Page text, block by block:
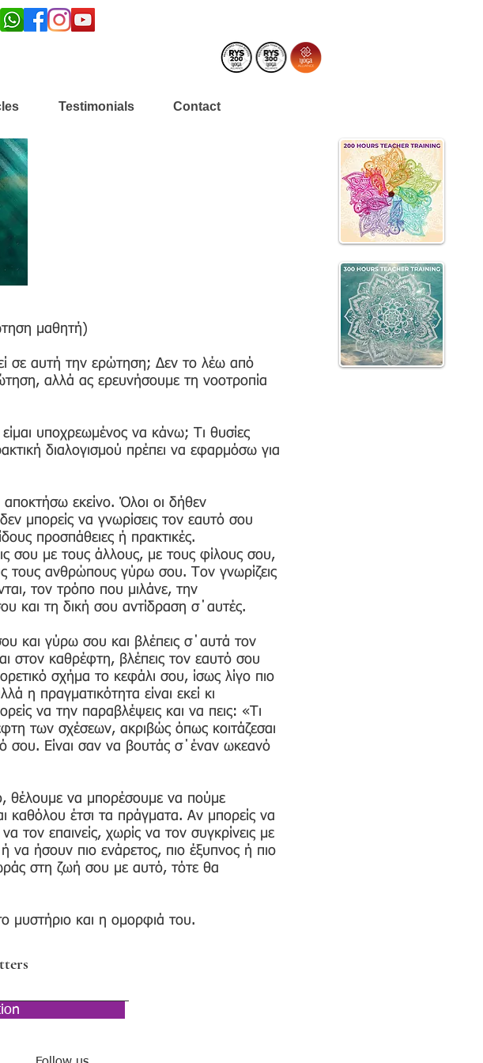
Testimonials Contact
μαθητή)
σε αυτή την ερώτηση; Δεν το λέω από
αλλά ας ερευνήσουμε τη νοοτροπία
υποχρεωμένος να κάνω; Τι θυσίες
διαλογισμού πρέπει να εφαρμόσω για
εκείνο. Όλοι οι δήθεν
μπορείς να γνωρίσεις τον εαυτό σου
προσπάθειες ή πρακτικές.
σου με τους άλλους, με τους φίλους σου,
τους ανθρώπους γύρω σου. Τον γνωρίζεις
τον τρόπο που μιλάνε, την
και τη δική σου αντίδραση σ΄αυτές.
και γύρω σου και βλέπεις σ΄αυτά τον
στον καθρέφτη, βλέπεις τον εαυτό σου
σχήμα το κεφάλι σου, ίσως λίγο πιο
η πραγματικότητα είναι εκεί κι
να την παραβλέψεις και να πεις: «Τι
των σχέσεων, ακριβώς όπως κοιτάζεσαι
σου. Είναι σαν να βουτάς σ΄έναν ωκεανό
θέλουμε να μπορέσουμε να πούμε
καθόλου έτσι τα πράγματα. Αν μπορείς να
τον επαινείς, χωρίς να τον συγκρίνεις με
να ήσουν πιο ενάρετος, πιο έξυπνος ή πιο
στη ζωή σου με αυτό, τότε θα
μυστήριο και η ομορφιά του.